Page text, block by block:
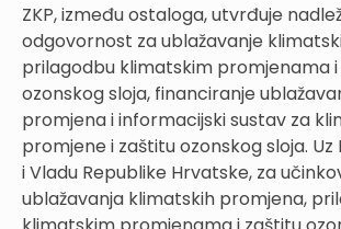
ZKP, između ostaloga, utvrđuje
odgovornost za ublažavanje
prilagodbu klimatskim promjenama
ozonskog sloja, financiranje
promjena i informacijski sustav za
promjene i zaštitu ozonskog sloja.
i Vladu Republike Hrvatske, za
ublažavanja klimatskih promjena,